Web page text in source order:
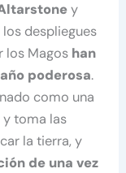
y
despliegues
los Magos han
poderosa.
como una
y toma las
la tierra, y
de una vez